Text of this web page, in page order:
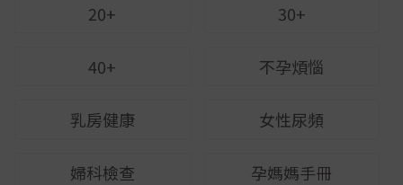
20+ 30+
40+ 不孕煩惱
乳房健康 女性尿頻
婦科檢查 孕媽媽手冊